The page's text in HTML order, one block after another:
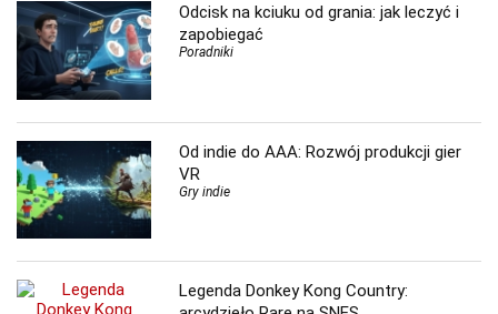
Odcisk na kciuku od grania: jak leczyć i
zapobiegać
Poradniki
Od indie do AAA: Rozwój produkcji gier
VR
Gry indie
Legenda Donkey Kong Country: